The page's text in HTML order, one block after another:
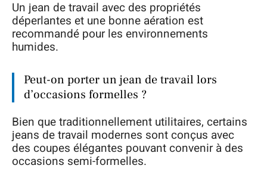
Un jean de travail avec des propriétés
déperlantes et une bonne aération est
recommandé pour les environnements
humides.
Peut-on porter un jean de travail lors
d’occasions formelles ?
Bien que traditionnellement utilitaires, certains
jeans de travail modernes sont conçus avec
des coupes élégantes pouvant convenir à des
occasions semi-formelles.